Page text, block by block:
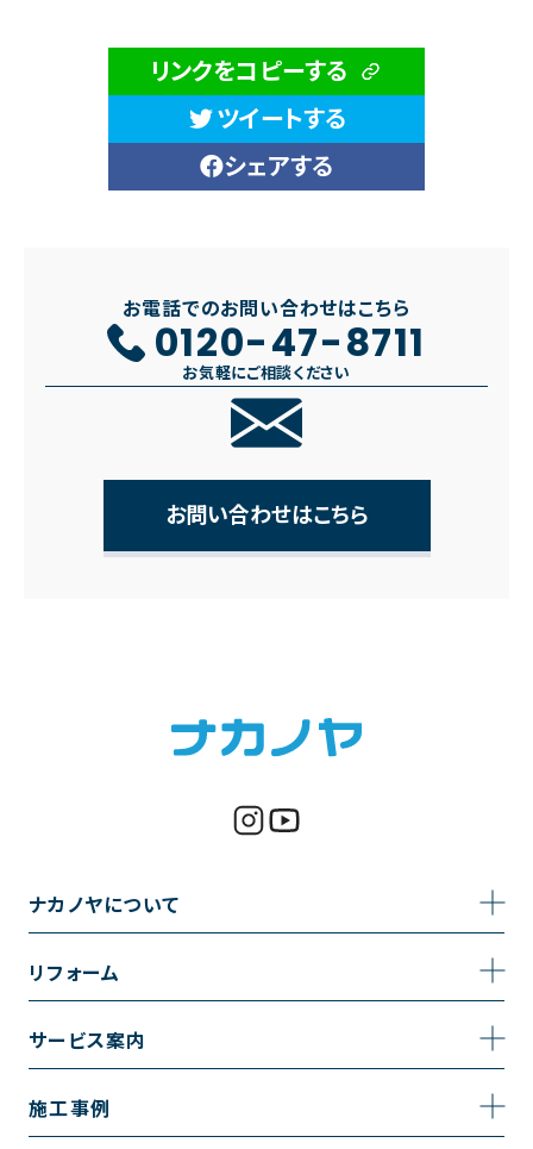
リンクをコピーする
ツイートする
シェアする
お電話でのお問い合わせはこちら
0120-47-8711
お気軽にご相談ください
お問い合わせはこちら
ナカノヤについて
事業内容
採用情報
リフォーム
トイレのリフォーム
キッチンのリフォーム
サービス案内
サービスの流れ
施工事例